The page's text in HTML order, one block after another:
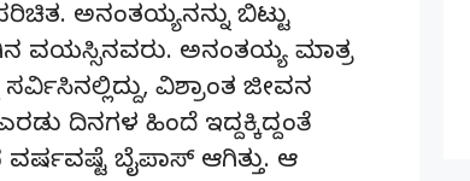
ಅನಂತಯ್ಯನನ್ನು ಬಿಟ್ಟು
ವಯಸ್ಸಿನವರು. ಅನಂತಯ್ಯ ಮಾತ್ರ
ವಿಶ್ರಾಂತ ಜೀವನ
ದಿನಗಳ ಹಿಂದೆ ಇದ್ದಕ್ಕಿದ್ದಂತೆ
ಬೈಪಾಸ್ ಆಗಿತ್ತು. ಆ